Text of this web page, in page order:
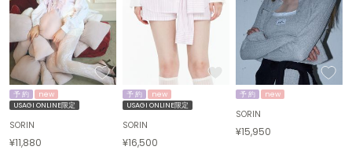
FILA
フィラ
FRAY I.D
フレイアイディー
FURFUR
ファーファー
予 約
new
USAGI ONLINE限定
SORIN
¥11,880
予 約
new
USAGI ONLINE限定
SORIN
¥16,500
予 約 new
SORIN
¥15,950